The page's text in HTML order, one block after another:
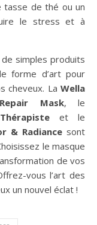
tasse de thé ou un
le stress et à
simples produits
forme d’art pour
cheveux. La Wella
Mask, le
et le
& Radiance sont
le masque
de vos
vous l’art des
un nouvel éclat !